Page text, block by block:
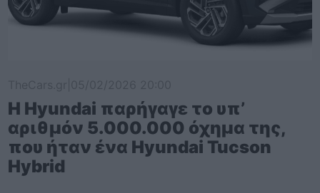
Η Hyundai παρήγαγε το υπ’
αριθμόν 5.000.000 όχημα της,
που ήταν ένα Hyundai Tucson
Hybrid